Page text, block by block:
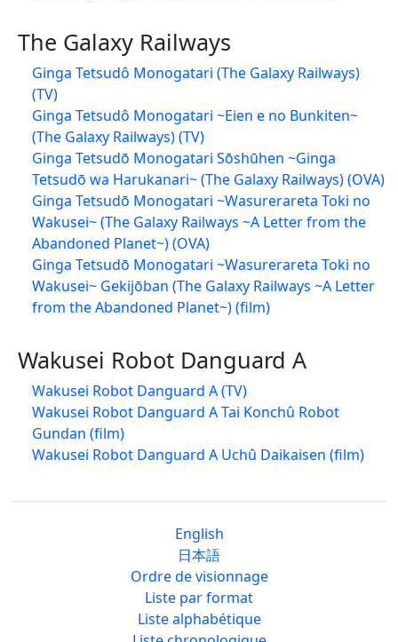
The Galaxy Railways
Ginga Tetsudô Monogatari (The Galaxy Railways)
(TV)
Ginga Tetsudô Monogatari ~Eien e no Bunkiten~
(The Galaxy Railways) (TV)
Ginga Tetsudō Monogatari Sōshūhen ~Ginga
Tetsudō wa Harukanari~ (The Galaxy Railways) (OVA)
Ginga Tetsudō Monogatari ~Wasurerareta Toki no
Wakusei~ (The Galaxy Railways ~A Letter from the
Abandoned Planet~) (OVA)
Ginga Tetsudō Monogatari ~Wasurerareta Toki no
Wakusei~ Gekijōban (The Galaxy Railways ~A Letter
from the Abandoned Planet~) (film)
Wakusei Robot Danguard A
Wakusei Robot Danguard A (TV)
Wakusei Robot Danguard A Tai Konchû Robot
Gundan (film)
Wakusei Robot Danguard A Uchû Daikaisen (film)
English
日本語
Ordre de visionnage
Liste par format
Liste alphabétique